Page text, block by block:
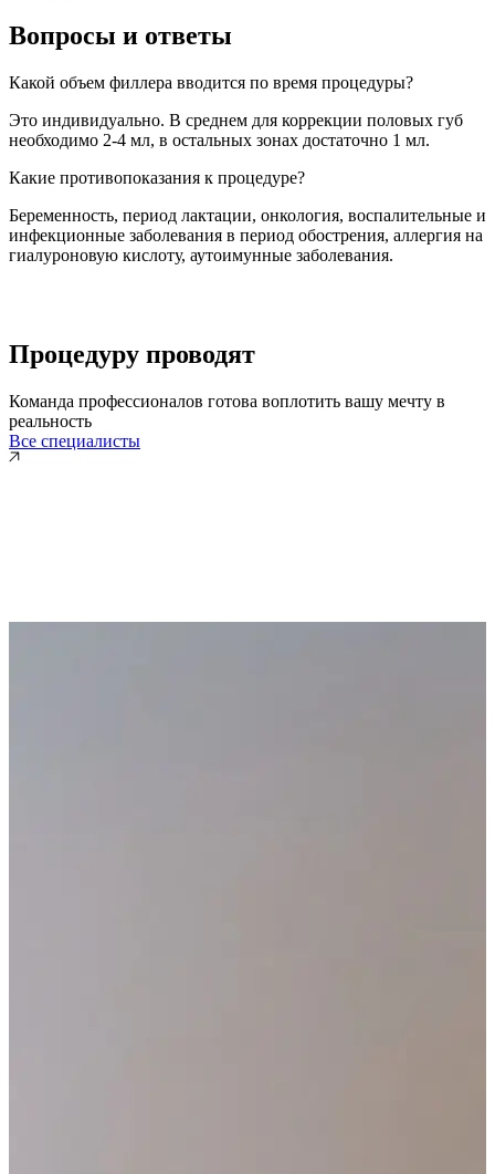
Вопросы и ответы
Какой объем филлера вводится по время процедуры?
Это индивидуально. В среднем для коррекции половых губ
необходимо 2-4 мл, в остальных зонах достаточно 1 мл.
Какие противопоказания к процедуре?
Беременность, период лактации, онкология, воспалительные и
инфекционные заболевания в период обострения, аллергия на
гиалуроновую кислоту, аутоимунные заболевания.
Процедуру проводят
Команда профессионалов готова воплотить вашу мечту в
реальность
Все специалисты